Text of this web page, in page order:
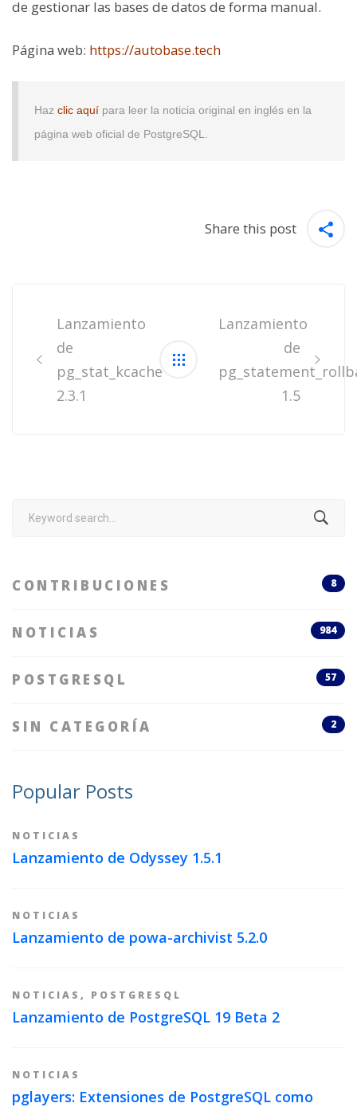
de gestionar las bases de datos de forma manual.
Página web: https://autobase.tech
Haz clic aquí para leer la noticia original en inglés en la
página web oficial de PostgreSQL.
Share this post
navigation
Lanzamiento
de
pg_stat_kcache
2.3.1
Lanzamiento
de
1.5
Search
CONTRIBUCIONES 8
NOTICIAS 984
POSTGRESQL 57
SIN CATEGORÍA 2
Popular Posts
NOTICIAS
Lanzamiento de Odyssey 1.5.1
NOTICIAS
Lanzamiento de powa-archivist 5.2.0
NOTICIAS , POSTGRESQL
Lanzamiento de PostgreSQL 19 Beta 2
NOTICIAS
pglayers: Extensiones de PostgreSQL como